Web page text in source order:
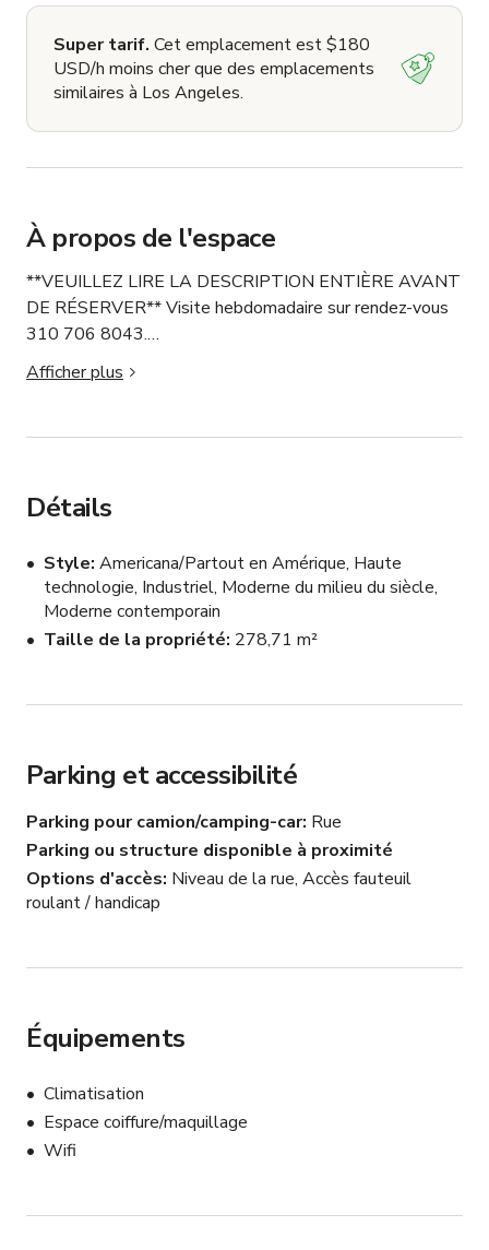
Super tarif. Cet emplacement est $180
USD/h moins cher que des emplacements
similaires à Los Angeles.
À propos de l'espace
**VEUILLEZ LIRE LA DESCRIPTION ENTIÈRE AVANT
DE RÉSERVER** Visite hebdomadaire sur rendez-vous
310 706 8043.
Espace créatif polyvalent 24/7 au cœur de San Pedro -
polyvalent avec de hauts plafonds, parfait pour les
séances photo, pop-ups, réunions, journées de contenu
croisement de 7th & Pacific, notre espace bénéficie d'un
fort passage piétonnier et d'une lumière naturelle du
ciel/soleil, idéal pour les créateurs, petites marques et
hôtes.
COMMENT RÉSERVER NOTRE ESPACE SUR
✔️ Choisissez votre type d'événement (Événement,
✔️ Choisissez votre date
✔️ Choisissez l'heure d'arrivée et de départ
✔️ Indiquez le nombre total d'invités (y compris le
personnel)
que vous souhaitez inclure
Micro-ondes
Réfrigérateur
5 bancs noirs
1 table ovale en marbre & or
Afficher plus
Détails
Style Americana/Partout en Amérique, Haute
technologie, Industriel, Moderne du milieu du siècle,
Moderne contemporain
Taille de la propriété 278,71 m²
Parking et accessibilité
Parking pour camion/camping-car Rue
Parking ou structure disponible à proximité
Options d'accès Niveau de la rue, Accès fauteuil
roulant / handicap
Équipements
Climatisation
Espace coiffure/maquillage
Wifi